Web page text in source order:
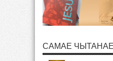
САМАЕ